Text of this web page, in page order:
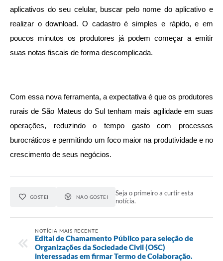
Links
Agenda
Briefing de Ações, Divulgações e Eventos
Contato
Telefones Úteis
aplicativos do seu celular, buscar pelo nome do aplicativo e
realizar o download. O cadastro é simples e rápido, e em
poucos minutos os produtores já podem começar a emitir
suas notas fiscais de forma descomplicada.
Com essa nova ferramenta, a expectativa é que os produtores
rurais de São Mateus do Sul tenham mais agilidade em suas
operações, reduzindo o tempo gasto com processos
burocráticos e permitindo um foco maior na produtividade e no
crescimento de seus negócios.
GOSTEI NÃO GOSTEI
Seja o primeiro a curtir esta
notícia.
NOTÍCIA MAIS RECENTE
Edital de Chamamento Público para seleção de
Organizações da Sociedade Civil (OSC)
interessadas em firmar Termo de Colaboração.